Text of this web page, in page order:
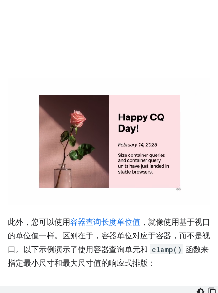
此外，您可以使用容器查询长度单位值 ，就像使用基于视口
的单位值一样。区别在于，容器单位对应于容器，而不是视
口。以下示例演示了使用容器查询单元和 clamp() 函数来
指定最小尺寸和最大尺寸值的响应式排版：